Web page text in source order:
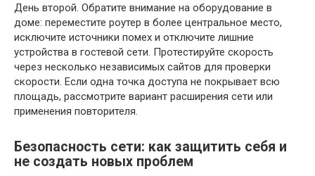
День второй. Обратите внимание на оборудование в
доме: переместите роутер в более центральное место,
исключите источники помех и отключите лишние
устройства в гостевой сети. Протестируйте скорость
через несколько независимых сайтов для проверки
скорости. Если одна точка доступа не покрывает всю
площадь, рассмотрите вариант расширения сети или
применения повторителя.
Безопасность сети: как защитить себя и
не создать новых проблем